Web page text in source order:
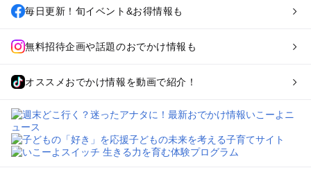
毎日更新！旬イベント&お得情報も
無料招待企画や話題のおでかけ情報も
オススメおでかけ情報を動画で紹介！